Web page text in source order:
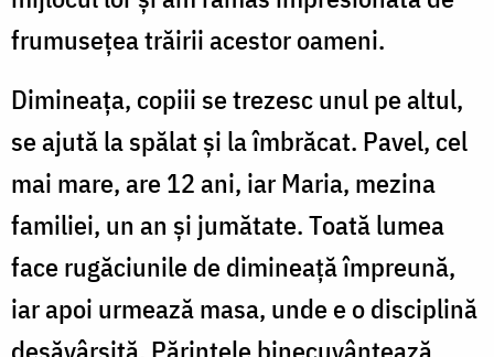
frumusețea trăirii acestor oameni.
Dimineața, copiii se trezesc unul pe altul,
se ajută la spălat și la îmbrăcat. Pavel, cel
mai mare, are 12 ani, iar Maria, mezina
familiei, un an și jumătate. Toată lumea
face rugăciunile de dimineață împreună,
iar apoi urmează masa, unde e o disciplină